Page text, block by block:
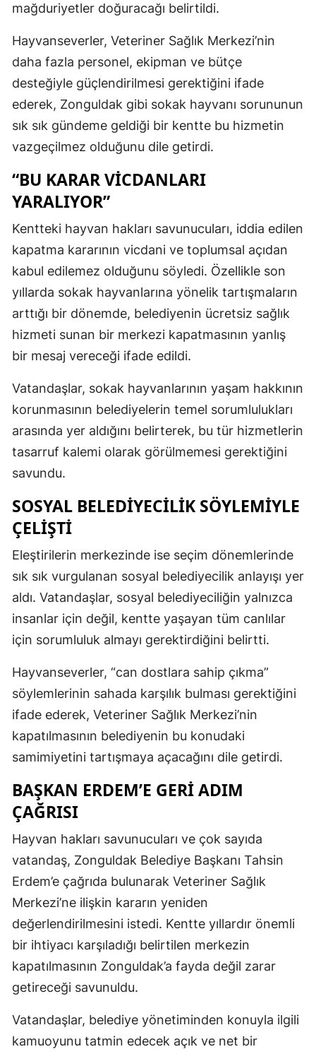
mağduriyetler doğuracağı belirtildi.
Hayvanseverler, Veteriner Sağlık Merkezi’nin
daha fazla personel, ekipman ve bütçe
desteğiyle güçlendirilmesi gerektiğini ifade
ederek, Zonguldak gibi sokak hayvanı sorununun
sık sık gündeme geldiği bir kentte bu hizmetin
vazgeçilmez olduğunu dile getirdi.
“BU KARAR VİCDANLARI
YARALIYOR”
Kentteki hayvan hakları savunucuları, iddia edilen
kapatma kararının vicdani ve toplumsal açıdan
kabul edilemez olduğunu söyledi. Özellikle son
yıllarda sokak hayvanlarına yönelik tartışmaların
arttığı bir dönemde, belediyenin ücretsiz sağlık
hizmeti sunan bir merkezi kapatmasının yanlış
bir mesaj vereceği ifade edildi.
Vatandaşlar, sokak hayvanlarının yaşam hakkının
korunmasının belediyelerin temel sorumlulukları
arasında yer aldığını belirterek, bu tür hizmetlerin
tasarruf kalemi olarak görülmemesi gerektiğini
savundu.
SOSYAL BELEDİYECİLİK SÖYLEMİYLE
ÇELİŞTİ
Eleştirilerin merkezinde ise seçim dönemlerinde
sık sık vurgulanan sosyal belediyecilik anlayışı yer
aldı. Vatandaşlar, sosyal belediyeciliğin yalnızca
insanlar için değil, kentte yaşayan tüm canlılar
için sorumluluk almayı gerektirdiğini belirtti.
Hayvanseverler, “can dostlara sahip çıkma”
söylemlerinin sahada karşılık bulması gerektiğini
ifade ederek, Veteriner Sağlık Merkezi’nin
kapatılmasının belediyenin bu konudaki
samimiyetini tartışmaya açacağını dile getirdi.
BAŞKAN ERDEM’E GERİ ADIM
ÇAĞRISI
Hayvan hakları savunucuları ve çok sayıda
vatandaş, Zonguldak Belediye Başkanı Tahsin
Erdem’e çağrıda bulunarak Veteriner Sağlık
Merkezi’ne ilişkin kararın yeniden
değerlendirilmesini istedi. Kentte yıllardır önemli
bir ihtiyacı karşıladığı belirtilen merkezin
kapatılmasının Zonguldak’a fayda değil zarar
getireceği savunuldu.
Vatandaşlar, belediye yönetiminden konuyla ilgili
kamuoyunu tatmin edecek açık ve net bir